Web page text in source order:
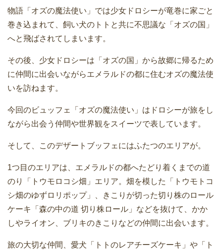
物語「オズの魔法使い」では少女ドロシーが竜巻に家ごと
巻き込まれて、飼い犬のトトと共に不思議な「オズの国」
へと飛ばされてしまいます。
その後、少女ドロシーは「オズの国」から故郷に帰るため
に仲間に出会いながらエメラルドの都に住むオズの魔法使
いを訪ねます。
今回のビュッフェ「オズの魔法使い」はドロシーが旅をし
ながら出会う仲間や世界観をスイーツで表しています。
そして、このデザートブッフェにはふたつのエリアが。
1つ目のエリアは、エメラルドの都へたどり着くまでの道
のり「トウモロコシ畑」エリア。畑を模した「トウモトコ
シ畑のゆずロリポップ」、きこりが切った切り株のロール
ケーキ「森の中の道 切り株ロール」などを抜けて、かか
しやライオン、ブリキのきこりなどの仲間に出会います。
旅の大切な仲間、愛犬「トトのレアチーズケーキ」や「ト